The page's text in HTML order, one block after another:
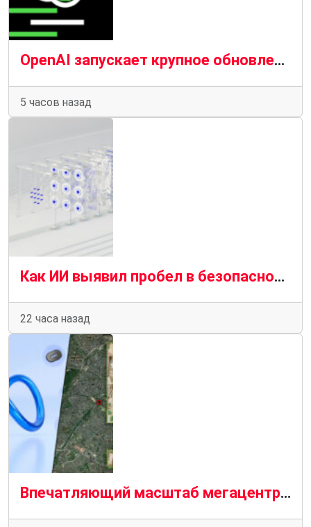
OpenAI запускает крупное обновление ChatGPT, даже если вы за него не платите
5 часов назад
Как ИИ выявил пробел в безопасности браузера, который предприятия не могут игнорировать
22 часа назад
Впечатляющий масштаб мегацентра метаданных на спутниковом снимке над Парижем